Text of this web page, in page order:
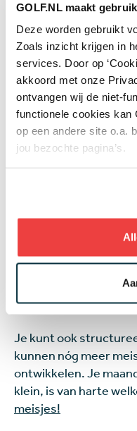
GOLF.NL maakt
Deze worden gebruikt
Zoals inzicht krijgen in
services. Door op
akkoord met onze
ontvangen wij de niet-
functionele cookies kan
op een andere site o.a.
jou bezochte pagina’s.
NGF
Dit jaar gaat voor het
het NGF
bedrag schommelt
fantastische jaarlijkse
deelnemende clubs
Dutch Ladies
Plan International is
iedereen krijgt de
leveren. Bezoekers
van hun tickets een
goede doel.
Je kunt ook
kunnen nóg meer
ontwikkelen. Je
klein, is van harte
meisjes!